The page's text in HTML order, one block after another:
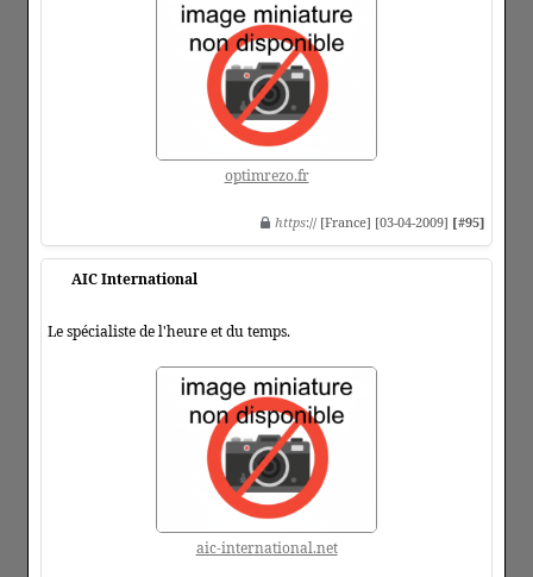
optimrezo.fr
https:// [France] [03-04-2009] [#95]
AIC International
Le spécialiste de l'heure et du temps.
aic-international.net